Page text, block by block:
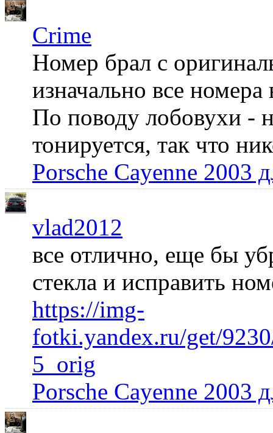
Crime
Номер брал с
изначально все
По поводу лобовухи -
тонируется, так что
Porsche Cayenne 2003
vlad2012
все отлично, еще бы
стекла и исправить
https://img-
fotki.yandex.ru/get/
5_orig
Porsche Cayenne 2003